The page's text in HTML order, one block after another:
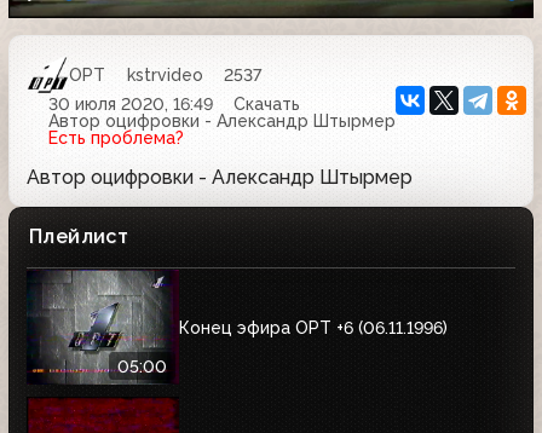
ОРТ kstrvideo
2537
30 июля 2020, 16:49
Скачать
Автор оцифровки - Александр Штырмер
Есть проблема?
Автор оцифровки - Александр Штырмер
Плейлист
05:00
Конец эфира ОРТ +6 (06.11.1996)